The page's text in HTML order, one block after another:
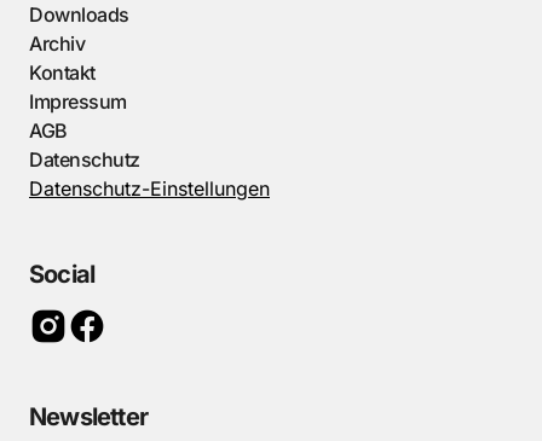
Downloads
Archiv
Kontakt
Impressum
AGB
Datenschutz
Datenschutz-Einstellungen
Social
Newsletter